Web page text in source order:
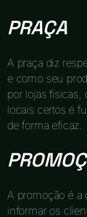
PRAÇA
A praça diz
e como seu
por lojas físicas,
locais certos é
de forma eficaz.
A promoção é a
informar os